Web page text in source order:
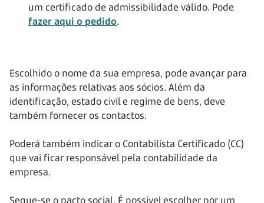
um certificado de admissibilidade válido. Pode
fazer aqui o pedido.
Escolhido o nome da sua empresa, pode avançar para
as informações relativas aos sócios. Além da
identificação, estado civil e regime de bens, deve
também fornecer os contactos.
Poderá também indicar o Contabilista Certificado (CC)
que vai ficar responsável pela contabilidade da
empresa.
Segue-se o pacto social. É possível escolher por um